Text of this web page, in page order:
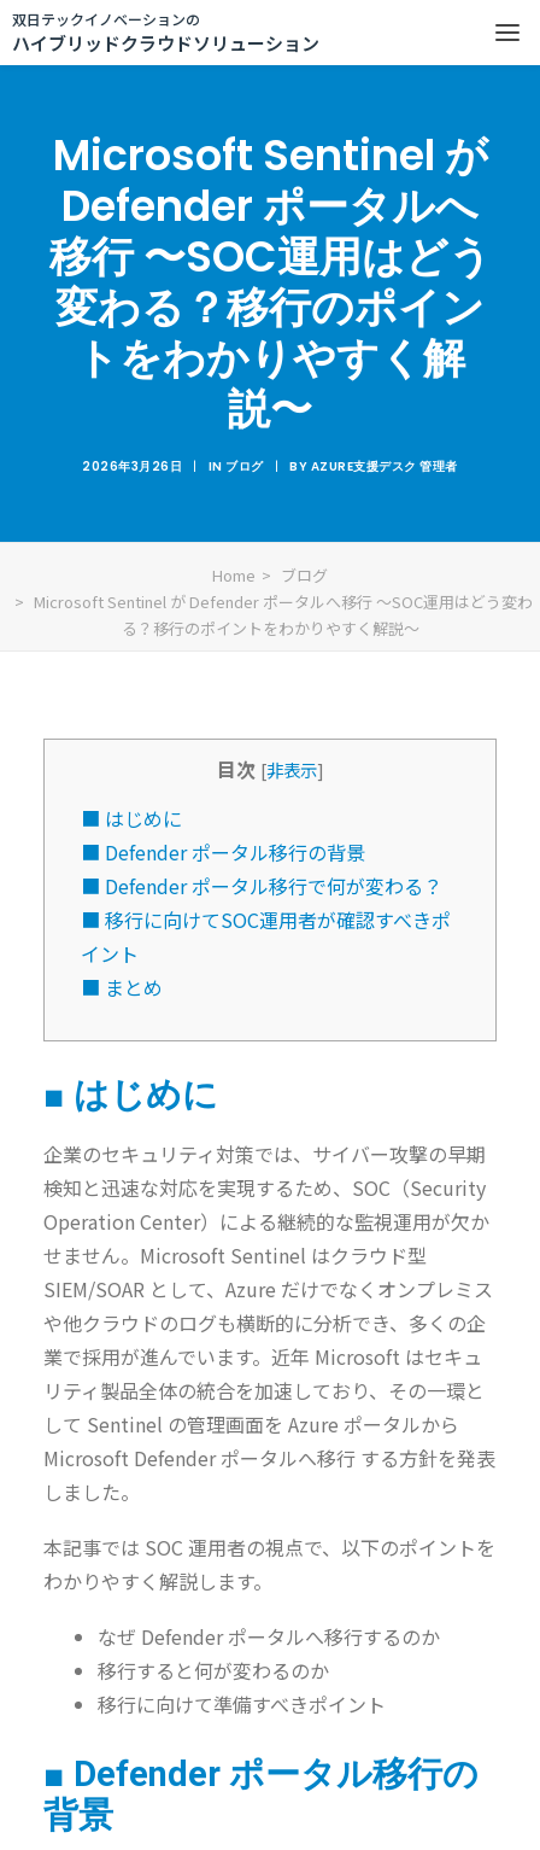
双日テックイノベーションの
ハイブリッドクラウドソリューション
Microsoft Sentinel が
Defender ポータルへ
移行 〜SOC運用はどう
変わる？移行のポイン
トをわかりやすく解
説〜
2026年3月26日 | IN ブログ | BY AZURE支援デスク 管理者
Home
ブログ
Microsoft Sentinel が Defender ポータルへ移行 〜SOC運用はどう変わ
る？移行のポイントをわかりやすく解説〜
目次 [非表示]
■ はじめに
■ Defender ポータル移行の背景
■ Defender ポータル移行で何が変わる？
■ 移行に向けてSOC運用者が確認すべきポ
イント
■ まとめ
■ はじめに
企業のセキュリティ対策では、サイバー攻撃の早期
検知と迅速な対応を実現するため、SOC（Security
Operation Center）による継続的な監視運用が欠か
せません。Microsoft Sentinel はクラウド型
SIEM/SOAR として、Azure だけでなくオンプレミス
や他クラウドのログも横断的に分析でき、多くの企
業で採用が進んでいます。近年 Microsoft はセキュ
リティ製品全体の統合を加速しており、その一環と
して Sentinel の管理画面を Azure ポータルから
Microsoft Defender ポータルへ移行 する方針を発表
しました。
本記事では SOC 運用者の視点で、以下のポイントを
わかりやすく解説します。
なぜ Defender ポータルへ移行するのか
移行すると何が変わるのか
移行に向けて準備すべきポイント
■ Defender ポータル移行の
背景